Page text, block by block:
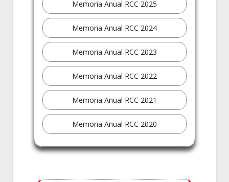
Memoria Anual RCC 2025
Memoria Anual RCC 2024
Memoria Anual RCC 2023
Memoria Anual RCC 2022
Memoria Anual RCC 2021
Memoria Anual RCC 2020